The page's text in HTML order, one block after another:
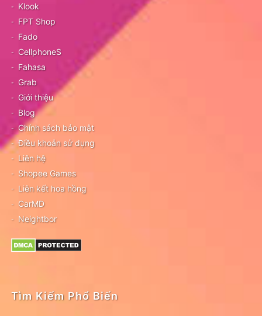
Klook
FPT Shop
Fado
CellphoneS
Fahasa
Grab
Giới thiệu
Blog
Chính sách bảo mật
Điều khoản sử dụng
Liên hệ
Shopee Games
Liên kết hoa hồng
CarMD
Neightbor
Tìm Kiếm Phổ Biến